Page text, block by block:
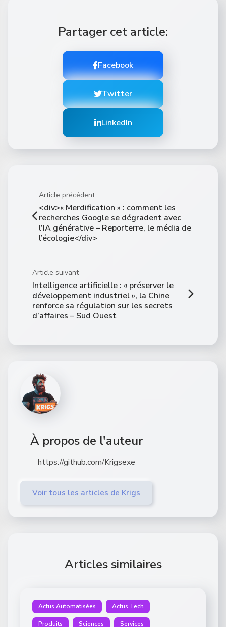
Partager cet article:
Facebook
Twitter
LinkedIn
Article précédent
<div>« Merdification » : comment les
recherches Google se dégradent avec
l’IA générative – Reporterre, le média de
l’écologie</div>
Article suivant
Intelligence artificielle : « préserver le
développement industriel », la Chine
renforce sa régulation sur les secrets
d’affaires – Sud Ouest
À propos de l'auteur
https://github.com/Krigsexe
Voir tous les articles de Krigs
Articles similaires
Actus Automatisées Actus Tech
Produits Sciences Services